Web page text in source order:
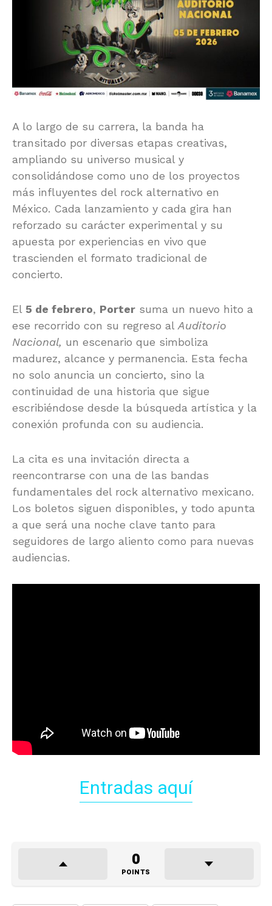
A lo largo de su carrera, la banda ha
transitado por diversas etapas creativas,
ampliando su universo musical y
consolidándose como uno de los proyectos
más influyentes del rock alternativo en
México. Cada lanzamiento y cada gira han
reforzado su carácter experimental y su
apuesta por experiencias en vivo que
trascienden el formato tradicional de
concierto.
El 5 de febrero, Porter suma un nuevo hito a
ese recorrido con su regreso al Auditorio
Nacional, un escenario que simboliza
madurez, alcance y permanencia. Esta fecha
no solo anuncia un concierto, sino la
continuidad de una historia que sigue
escribiéndose desde la búsqueda artística y la
conexión profunda con su audiencia.
La cita es una invitación directa a
reencontrarse con una de las bandas
fundamentales del rock alternativo mexicano.
Los boletos siguen disponibles, y todo apunta
a que será una noche clave tanto para
seguidores de largo aliento como para nuevas
audiencias.
Entradas aquí
0
POINTS